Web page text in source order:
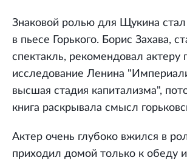
Знаковой ролью для Щукина
в пьесе Горького. Борис Захава,
спектакль, рекомендовал актеру
исследование Ленина
высшая стадия капитализма",
книга раскрывала смысл
Актер очень глубоко вжился в
приходил домой только к обеду